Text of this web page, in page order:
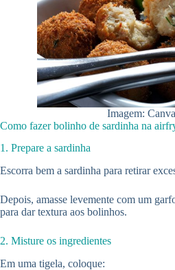
Imagem:
Como fazer bolinho de sardinha na
1. Prepare a sardinha
Escorra bem a sardinha para retirar
Depois, amasse levemente com um
para dar textura aos bolinhos.
2. Misture os ingredientes
Em uma tigela, coloque: